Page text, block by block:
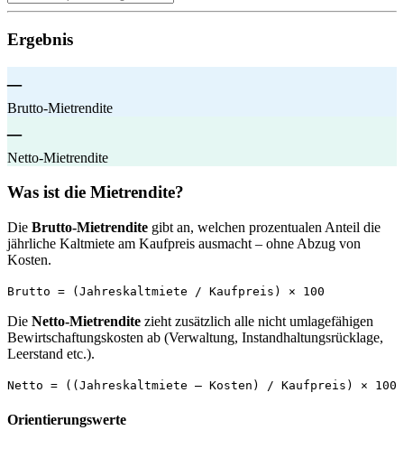
Ergebnis
–
Brutto-Mietrendite
–
Netto-Mietrendite
Was ist die Mietrendite?
Die Brutto-Mietrendite gibt an, welchen prozentualen Anteil die
jährliche Kaltmiete am Kaufpreis ausmacht – ohne Abzug von
Kosten.
Brutto = (Jahreskaltmiete / Kaufpreis) × 100
Die Netto-Mietrendite zieht zusätzlich alle nicht umlagefähigen
Bewirtschaftungskosten ab (Verwaltung, Instandhaltungsrücklage,
Leerstand etc.).
Netto = ((Jahreskaltmiete – Kosten) / Kaufpreis) × 100
Orientierungswerte